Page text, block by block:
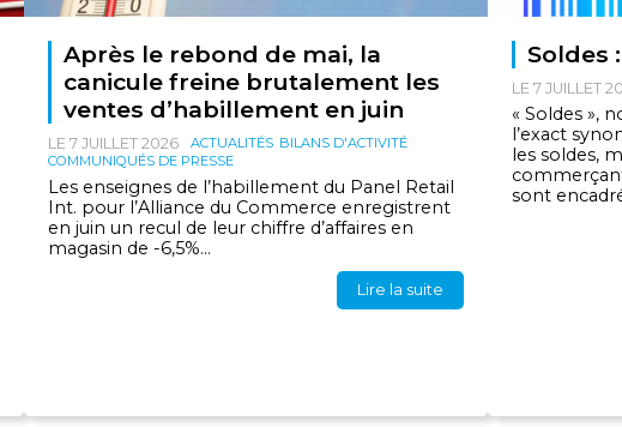
Après le rebond de mai, la
canicule freine brutalement les
ventes d’habillement en juin
LE 7 JUILLET 2026 ACTUALITÉS BILANS D'ACTIVITÉ
COMMUNIQUÉS DE PRESSE
Les enseignes de l’habillement du Panel Retail
Int. pour l’Alliance du Commerce enregistrent
en juin un recul de leur chiffre d’affaires en
magasin de -6,5%...
Lire la suite
Soldes
LE 7 JUILLET
« Soldes »,
l’exact
les soldes,
sont